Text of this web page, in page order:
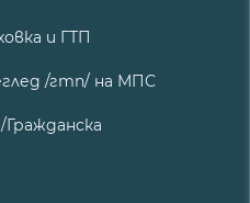
и ГТП
/гтп/ на МПС